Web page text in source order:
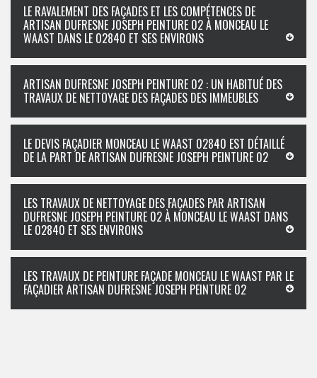
LE RAVALEMENT DES FAÇADES ET LES COMPÉTENCES DE
ARTISAN DUFRESNE JOSEPH PEINTURE 02 À MONCEAU LE
WAAST DANS LE 02840 ET SES ENVIRONS
ARTISAN DUFRESNE JOSEPH PEINTURE 02 : UN HABITUÉ DES
TRAVAUX DE NETTOYAGE DES FAÇADES DES IMMEUBLES
LE DEVIS FAÇADIER MONCEAU LE WAAST 02840 EST DÉTAILLÉ
DE LA PART DE ARTISAN DUFRESNE JOSEPH PEINTURE 02
LES TRAVAUX DE NETTOYAGE DES FAÇADES PAR ARTISAN
DUFRESNE JOSEPH PEINTURE 02 À MONCEAU LE WAAST DANS
LE 02840 ET SES ENVIRONS
LES TRAVAUX DE PEINTURE FAÇADE MONCEAU LE WAAST PAR LE
FAÇADIER ARTISAN DUFRESNE JOSEPH PEINTURE 02